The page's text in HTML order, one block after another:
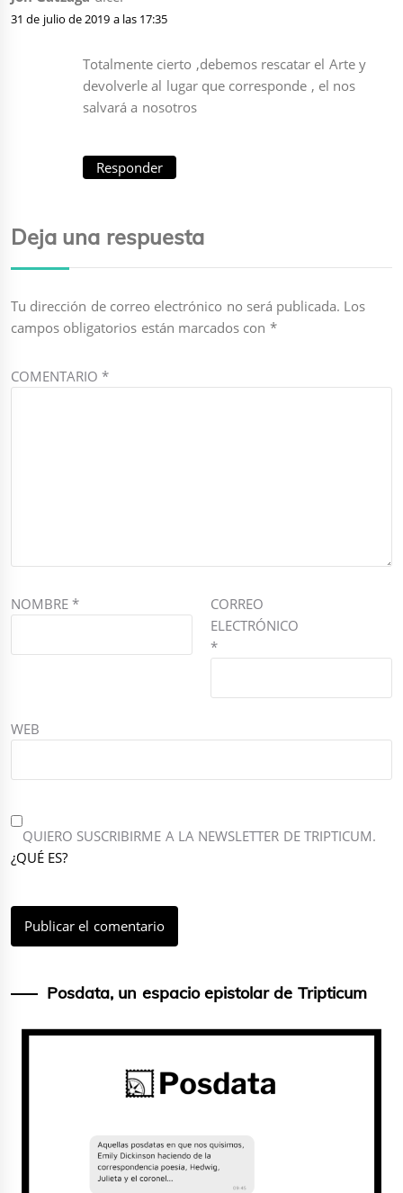
31 de julio de 2019 a las 17:35
Totalmente cierto ,debemos rescatar el Arte y
devolverle al lugar que corresponde , el nos
salvará a nosotros
Responder
Deja una respuesta
Tu dirección de correo electrónico no será publicada. Los
campos obligatorios están marcados con *
COMENTARIO*
NOMBRE*
CORREO
ELECTRÓNICO
*
WEB
QUIERO SUSCRIBIRME A LA NEWSLETTER DE TRIPTICUM.
¿QUÉ ES?
Posdata, un espacio epistolar de Tripticum